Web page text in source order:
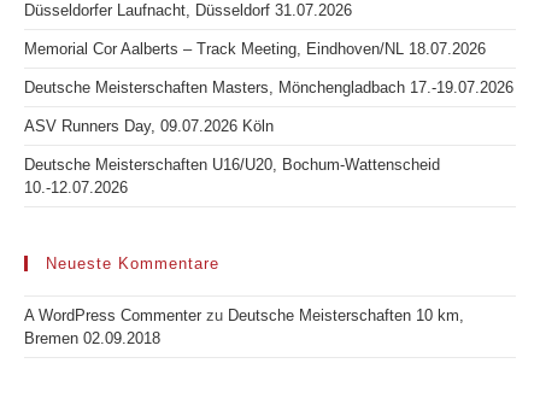
Düsseldorfer Laufnacht, Düsseldorf 31.07.2026
Memorial Cor Aalberts – Track Meeting, Eindhoven/NL 18.07.2026
Deutsche Meisterschaften Masters, Mönchengladbach 17.-19.07.2026
ASV Runners Day, 09.07.2026 Köln
Deutsche Meisterschaften U16/U20, Bochum-Wattenscheid
10.-12.07.2026
Neueste Kommentare
A WordPress Commenter zu Deutsche Meisterschaften 10 km,
Bremen 02.09.2018